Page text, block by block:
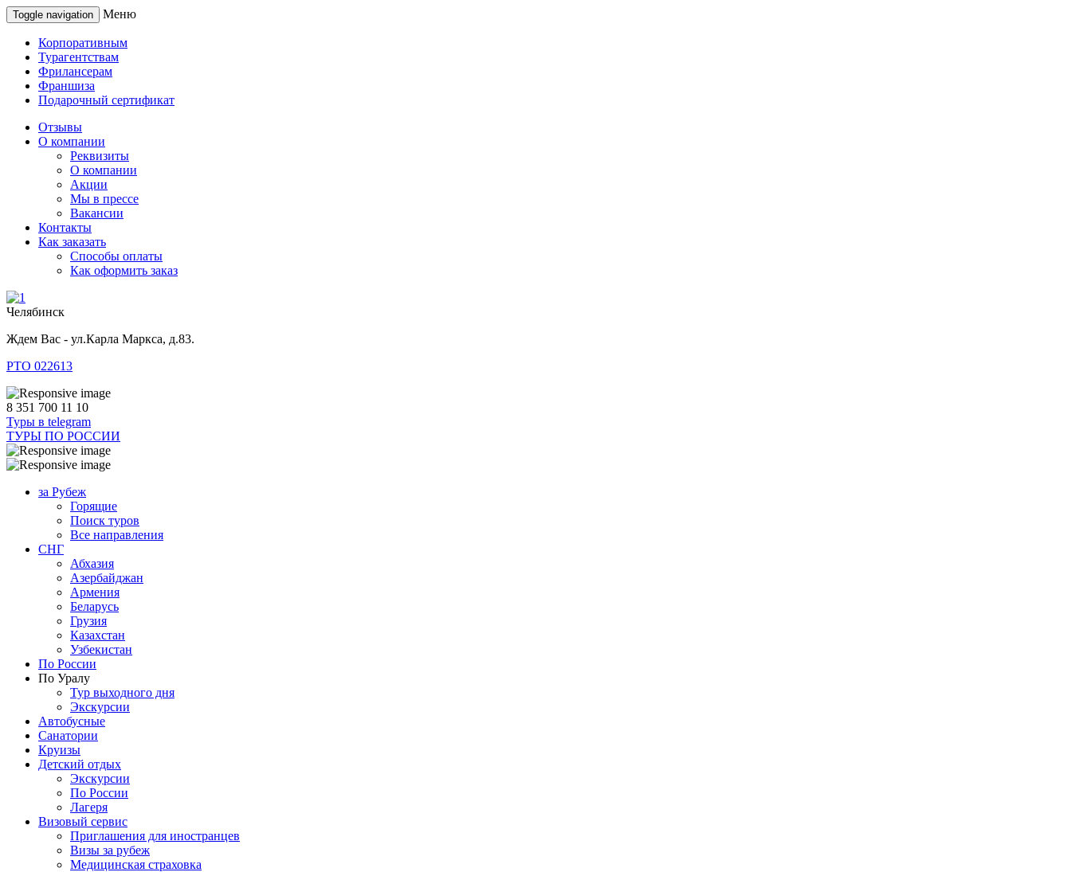
Toggle navigation Меню
Корпоративным
Турагентствам
Фрилансерам
Франшиза
Подарочный сертификат
Отзывы
О компании
Реквизиты
О компании
Акции
Мы в прессе
Вакансии
Контакты
Как заказать
Способы оплаты
Как оформить заказ
Челябинск
Ждем Вас - ул.Карла Маркса, д.83.
РТО 022613
8 351 700 11 10
Туры в telegram
ТУРЫ ПО РОССИИ
за Рубеж
Горящие
Поиск туров
Все направления
СНГ
Абхазия
Азербайджан
Армения
Беларусь
Грузия
Казахстан
Узбекистан
По России
По Уралу
Тур выходного дня
Экскурсии
Автобусные
Санатории
Круизы
Детский отдых
Экскурсии
По России
Лагеря
Визовый сервис
Приглашения для иностранцев
Визы за рубеж
Медицинская страховка